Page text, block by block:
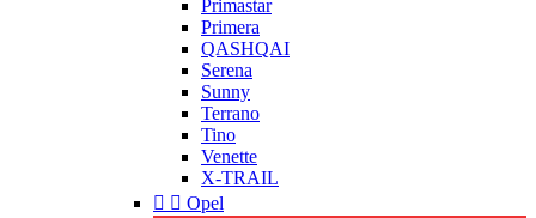
Primastar
Primera
QASHQAI
Serena
Sunny
Terrano
Tino
Venette
X-TRAIL
  Opel